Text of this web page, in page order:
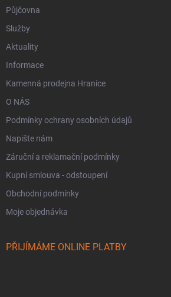
Půjčovna
Služby
Aktuality
Informace
Kamenná prodejna Hranice
O NÁS
Podmínky ochrany osobních údajů
Napište nám
Záruční a reklamační podmínky
Kupní smlouva - odstoupení
Obchodní podmínky
Moje objednávka
PŘIJÍMÁME ONLINE PLATBY